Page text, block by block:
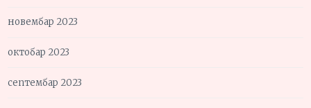
новембар 2023
октобар 2023
септембар 2023